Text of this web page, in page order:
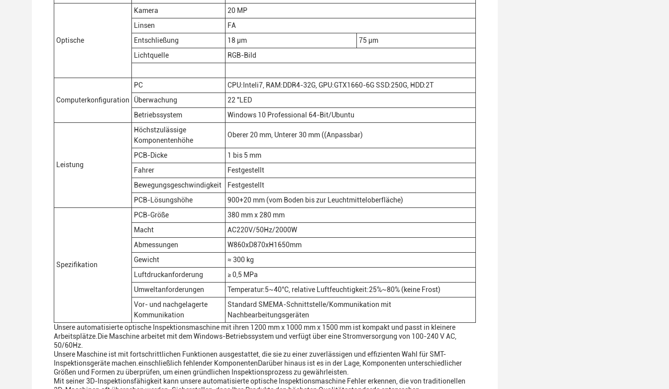
Optische
Kamera
20 MP
Linsen
FA
Entschließung
18 μm
75 μm
Lichtquelle
RGB-Bild
Computerkonfiguration
PC
CPU:Inteli7, RAM:DDR4-32G, GPU:GTX1660-6G SSD:250G, HDD:2T
Überwachung
22 "LED
Betriebssystem
Windows 10 Professional 64-Bit/Ubuntu
Leistung
Höchstzulässige
Komponentenhöhe
Oberer 20 mm, Unterer 30 mm ((Anpassbar)
PCB-Dicke
1 bis 5 mm
Fahrer
Festgestellt
Bewegungsgeschwindigkeit
Festgestellt
PCB-Lösungshöhe
900+20 mm (vom Boden bis zur Leuchtmitteloberfläche)
Spezifikation
PCB-Größe
380 mm x 280 mm
Macht
AC220V/50Hz/2000W
Abmessungen
W860xD870xH1650mm
Gewicht
≈ 300 kg
Luftdruckanforderung
≥ 0,5 MPa
Umweltanforderungen
Temperatur:5~40°C, relative Luftfeuchtigkeit:25%~80% (keine Frost)
Vor- und nachgelagerte
Kommunikation
Standard SMEMA-Schnittstelle/Kommunikation mit
Nachbearbeitungsgeräten
Unsere automatisierte optische Inspektionsmaschine mit ihren 1200 mm x 1000 mm x 1500 mm ist kompakt und passt in kleinere
Arbeitsplätze.Die Maschine arbeitet mit dem Windows-Betriebssystem und verfügt über eine Stromversorgung von 100-240 V AC,
50/60Hz.
Unsere Maschine ist mit fortschrittlichen Funktionen ausgestattet, die sie zu einer zuverlässigen und effizienten Wahl für SMT-
Inspektionsgeräte machen.einschließlich fehlender KomponentenDarüber hinaus ist es in der Lage, Komponenten unterschiedlicher
Größen und Formen zu überprüfen, um einen gründlichen Inspektionsprozess zu gewährleisten.
Mit seiner 3D-Inspektionsfähigkeit kann unsere automatisierte optische Inspektionsmaschine Fehler erkennen, die von traditionellen